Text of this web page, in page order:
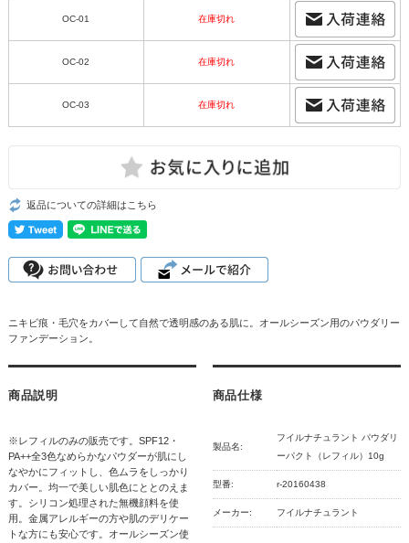
OC-01 在庫切れ
OC-02 在庫切れ
OC-03 在庫切れ
返品についての詳細はこちら
ニキビ痕・毛穴をカバーして自然で透明感のある肌に。オールシーズン用のパウダリー
ファンデーション。
商品説明
※レフィルのみの販売です。SPF12・
PA++全3色なめらかなパウダーが肌にし
なやかにフィットし、色ムラをしっかり
カバー。均一で美しい肌色にととのえま
す。シリコン処理された無機顔料を使
用。金属アレルギーの方や肌のデリケー
トな方にも安心です。オールシーズン使
商品仕様
製品名:
フイルナチュラント パウダリ
ーパクト（レフィル）10g
型番: r-20160438
メーカー: フイルナチュラント